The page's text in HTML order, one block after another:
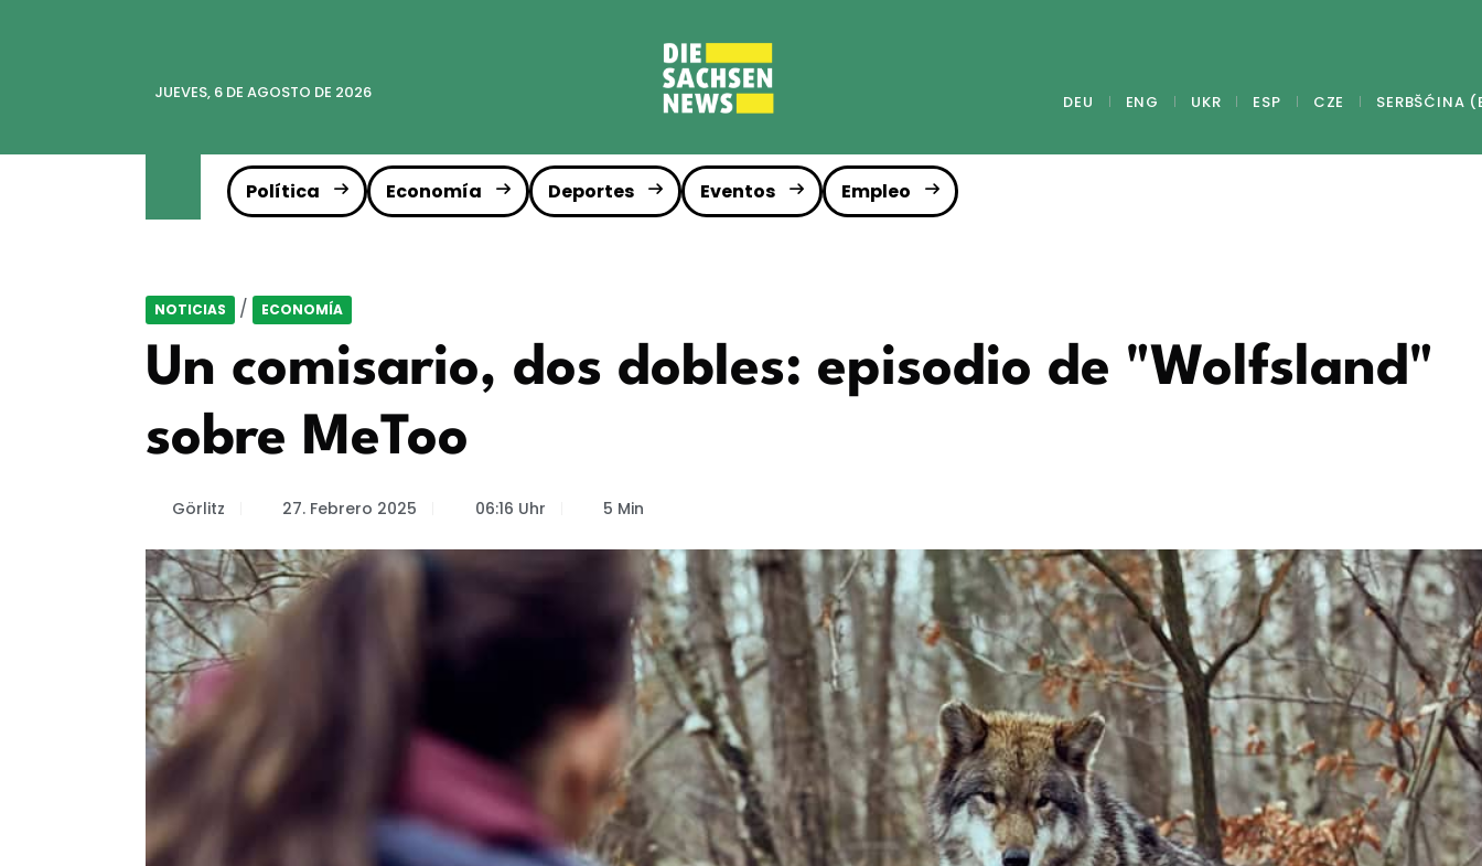
JUEVES, 6 DE AGOSTO DE 2026 DEU ENG UKR ESP CZE SERBŠĆINA
Política Economía Deportes Eventos Empleo
NOTICIAS / ECONOMÍA
Un comisario, dos dobles: episodio de "Wolfsland"
sobre MeToo
Görlitz 27. Febrero 2025 06:16 Uhr 5 Min